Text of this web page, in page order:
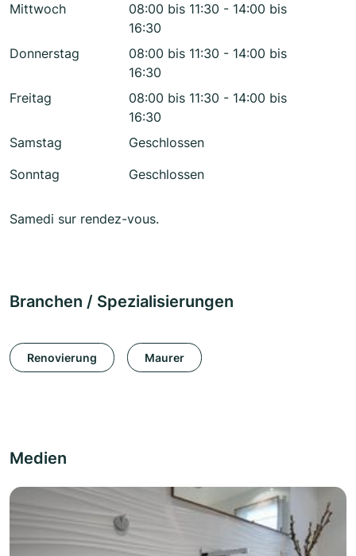
Mittwoch
08:00 bis 11:30 - 14:00 bis
16:30
Donnerstag
08:00 bis 11:30 - 14:00 bis
16:30
Freitag
08:00 bis 11:30 - 14:00 bis
16:30
Samstag
Geschlossen
Sonntag
Geschlossen
Samedi sur rendez-vous.
Branchen / Spezialisierungen
Renovierung Maurer
Medien